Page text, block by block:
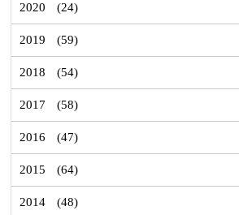
2020 (24)
2019 (59)
2018 (54)
2017 (58)
2016 (47)
2015 (64)
2014 (48)